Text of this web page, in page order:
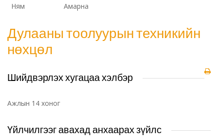
Ням
Амарна
Дулааны тоолуурын техникийн
нөхцөл
Шийдвэрлэх хугацаа хэлбэр
Ажлын 14 хоног
Үйлчилгээг авахад анхаарах зүйлс